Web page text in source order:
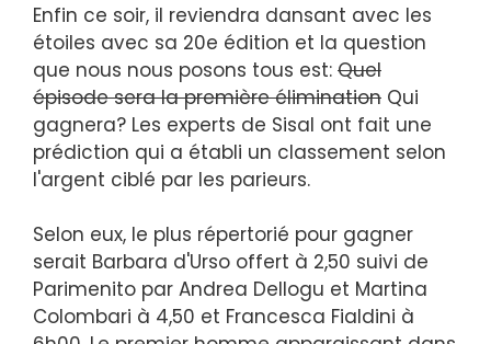
Enfin ce soir, il reviendra dansant avec les
étoiles avec sa 20e édition et la question
que nous nous posons tous est: Quel
épisode sera la première élimination Qui
gagnera? Les experts de Sisal ont fait une
prédiction qui a établi un classement selon
l'argent ciblé par les parieurs.
Selon eux, le plus répertorié pour gagner
serait Barbara d'Urso offert à 2,50 suivi de
Parimenito par Andrea Dellogu et Martina
Colombari à 4,50 et Francesca Fialdini à